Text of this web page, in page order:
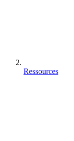
Ressources